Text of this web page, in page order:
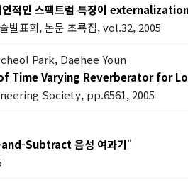
인적인 스펙트럼 특징이
발표회, 논문 초록집, vol.32, 2005
Park, Daehee Youn
Time Varying Reverberator for
Society, pp.6561, 2005
and-Subtract 음성 여과기"